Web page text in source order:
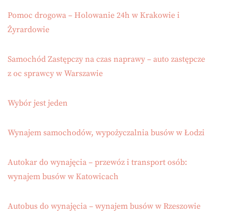
Pomoc drogowa – Holowanie 24h w Krakowie i
Żyrardowie
Samochód Zastępczy na czas naprawy – auto zastępcze
z oc sprawcy w Warszawie
Wybór jest jeden
Wynajem samochodów, wypożyczalnia busów w Łodzi
Autokar do wynajęcia – przewóz i transport osób:
wynajem busów w Katowicach
Autobus do wynajęcia – wynajem busów w Rzeszowie